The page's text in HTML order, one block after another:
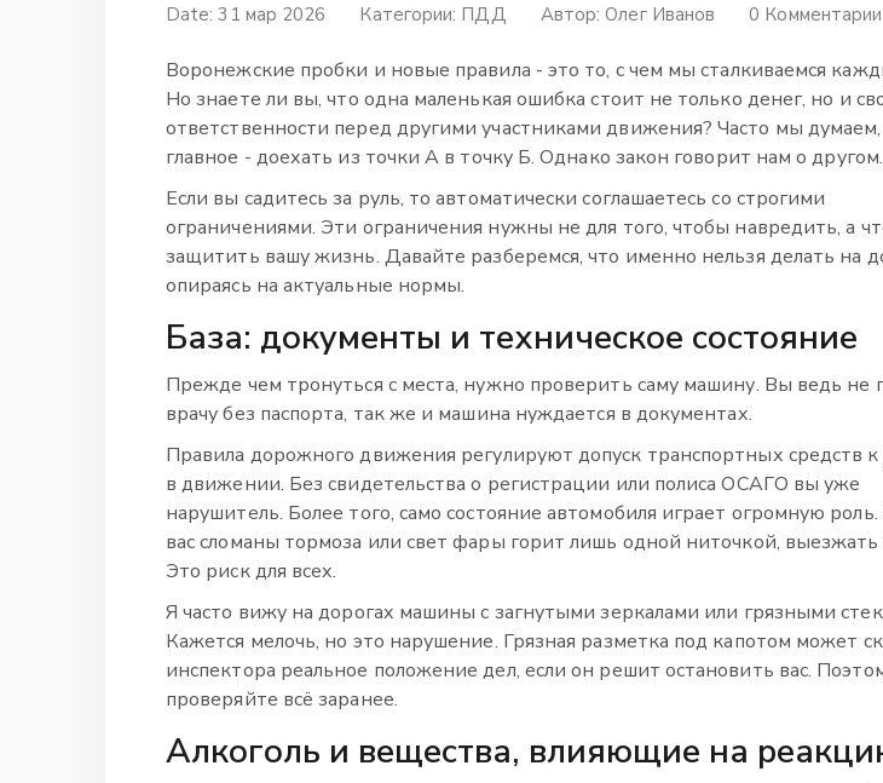
Date: 31 мар 2026 Категории: ПДД Автор:Олег Иванов 0 Комментарии
Воронежские пробки и новые правила - это то, с чем мы сталкиваемся
Но знаете ли вы, что одна маленькая ошибка стоит не только денег, но и
ответственности перед другими участниками движения? Часто мы
главное - доехать из точки А в точку Б. Однако закон говорит нам о другом.
Если вы садитесь за руль, то автоматически соглашаетесь со строгими
ограничениями. Эти ограничения нужны не для того, чтобы навредить, а
защитить вашу жизнь. Давайте разберемся, что именно нельзя делать на
опираясь на актуальные нормы.
База: документы и техническое состояние
Прежде чем тронуться с места, нужно проверить саму машину. Вы ведь не
врачу без паспорта, так же и машина нуждается в документах.
Правила дорожного движения регулируют допуск транспортных средств
в движении. Без свидетельства о регистрации или полиса ОСАГО вы уже
нарушитель. Более того, само состояние автомобиля играет огромную роль.
вас сломаны тормоза или свет фары горит лишь одной ниточкой, выезжать
Это риск для всех.
Я часто вижу на дорогах машины с загнутыми зеркалами или грязными
Кажется мелочь, но это нарушение. Грязная разметка под капотом может
инспектора реальное положение дел, если он решит остановить вас.
проверяйте всё заранее.
Алкоголь и вещества, влияющие на